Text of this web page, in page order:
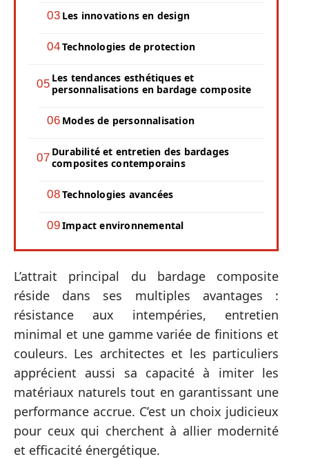
Les innovations en design
Technologies de protection
Les tendances esthétiques et
personnalisations en bardage composite
Modes de personnalisation
Durabilité et entretien des bardages
composites contemporains
Technologies avancées
Impact environnemental
L’attrait principal du bardage composite
réside dans ses multiples avantages :
résistance aux intempéries, entretien
minimal et une gamme variée de finitions et
couleurs. Les architectes et les particuliers
apprécient aussi sa capacité à imiter les
matériaux naturels tout en garantissant une
performance accrue. C’est un choix judicieux
pour ceux qui cherchent à allier modernité
et efficacité énergétique.